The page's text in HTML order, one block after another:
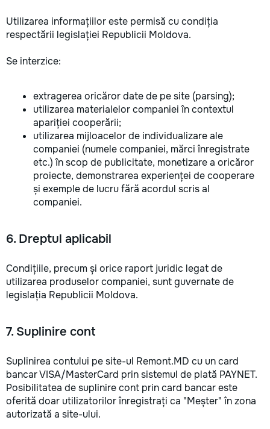
Utilizarea informațiilor este permisă cu condiția
respectării legislației Republicii Moldova.
Se interzice:
extragerea oricăror date de pe site (parsing);
utilizarea materialelor companiei în contextul
apariției cooperării;
utilizarea mijloacelor de individualizare ale
companiei (numele companiei, mărci înregistrate
etc.) în scop de publicitate, monetizare a oricăror
proiecte, demonstrarea experienței de cooperare
și exemple de lucru fără acordul scris al
companiei.
6. Dreptul aplicabil
Condițiile, precum și orice raport juridic legat de
utilizarea produselor companiei, sunt guvernate de
legislația Republicii Moldova.
7. Suplinire cont
Suplinirea contului pe site-ul Remont.MD cu un card
bancar VISA/MasterCard prin sistemul de plată PAYNET.
Posibilitatea de suplinire cont prin card bancar este
oferită doar utilizatorilor înregistrați ca "Meșter" în zona
autorizată a site-ului.